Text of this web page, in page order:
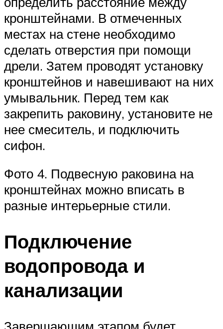
кронштейнами. В отмеченных
местах на стене необходимо
сделать отверстия при помощи
дрели. Затем проводят установку
кронштейнов и навешивают на них
умывальник. Перед тем как
закрепить раковину, установите не
нее смеситель, и подключить
сифон.
Фото 4. Подвесную раковина на
кронштейнах можно вписать в
разные интерьерные стили.
Подключение
водопровода и
канализации